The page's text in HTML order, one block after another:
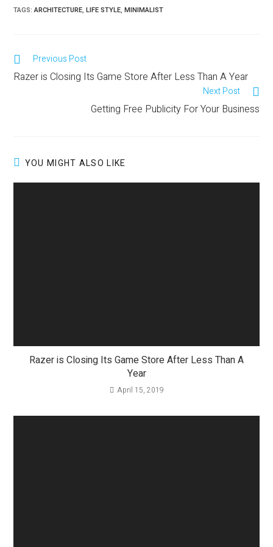
TAGS:ARCHITECTURE, LIFE STYLE, MINIMALIST
Previous Post
Razer is Closing Its Game Store After Less Than A Year
Next Post
Getting Free Publicity For Your Business
YOU MIGHT ALSO LIKE
Razer is Closing Its Game Store After Less Than A
Year
April 15, 2019